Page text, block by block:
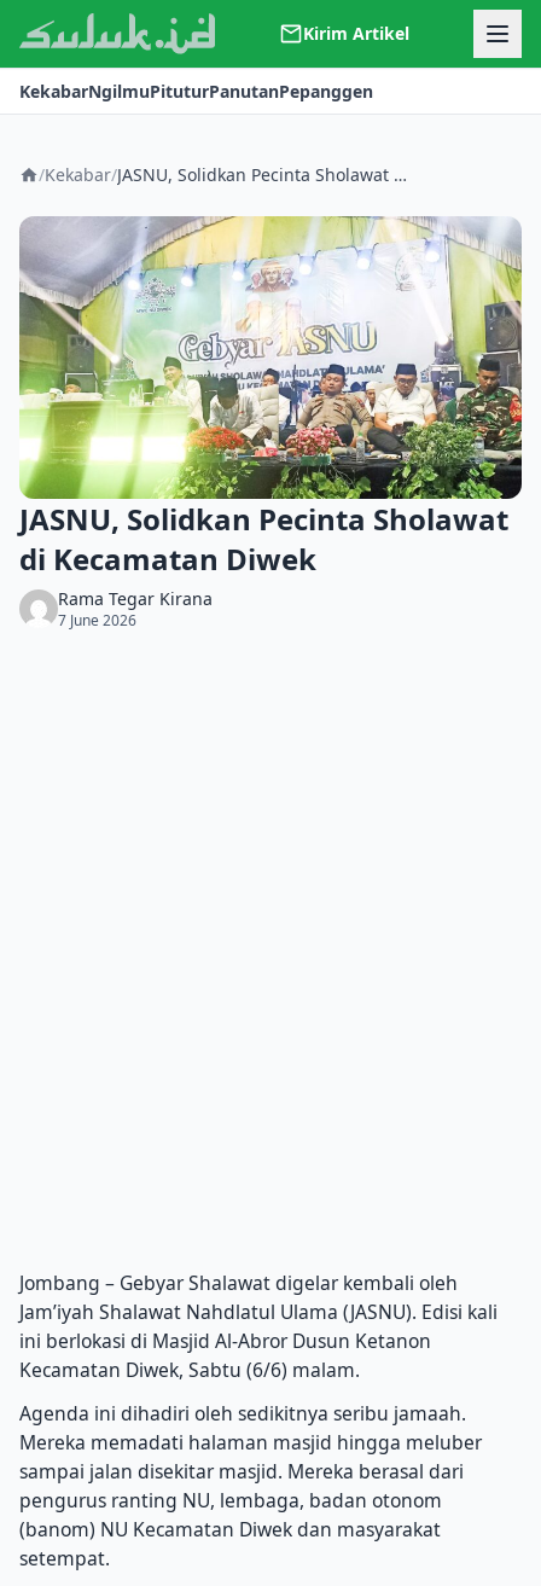
Kirim Artikel
Kerjasama
Kontak
KekabarNgilmuPituturPanutanPepanggen
/Kekabar/ JASNU, Solidkan Pecinta Sholawat di Kecamatan Diwek
JASNU, Solidkan Pecinta Sholawat
di Kecamatan Diwek
Rama Tegar Kirana
7 June 2026
Jombang – Gebyar Shalawat digelar kembali oleh
Jam’iyah Shalawat Nahdlatul Ulama (JASNU). Edisi kali
ini berlokasi di Masjid Al-Abror Dusun Ketanon
Kecamatan Diwek, Sabtu (6/6) malam.
Agenda ini dihadiri oleh sedikitnya seribu jamaah.
Mereka memadati halaman masjid hingga meluber
sampai jalan disekitar masjid. Mereka berasal dari
pengurus ranting NU, lembaga, badan otonom
(banom) NU Kecamatan Diwek dan masyarakat
setempat.